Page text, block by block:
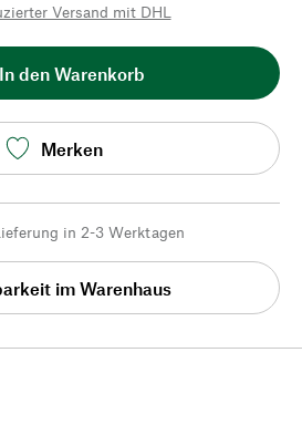
Versand mit DHL
In den Warenkorb
Merken
in 2-3 Werktagen
im Warenhaus